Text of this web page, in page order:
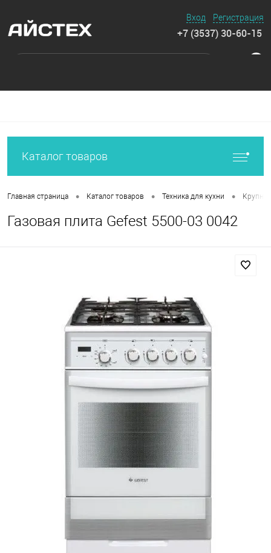
Вход Регистрация
+7 (3537) 30-60-15
Каталог товаров
Главная страница • Каталог товаров • Техника для кухни •
Газовая плита Gefest 5500-03 0042